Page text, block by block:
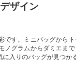
ザイン
です。ミニバッグから
ノグラムからダミエま
入りのバッグが見つか